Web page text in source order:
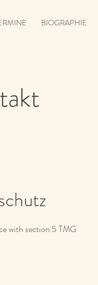
BIOGRAPHIE
with section 5 TMG